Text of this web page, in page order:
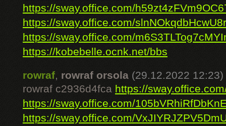
https://sway.office.com/
https://sway.office.com/
https://sway.office.com/
https://kobebelle.ocnk.net/bbs
rowraf, rowraf orsola (29.12.2022 12:23)
rowraf c2936d4fca https://
https://sway.office.com/
https://sway.office.com/